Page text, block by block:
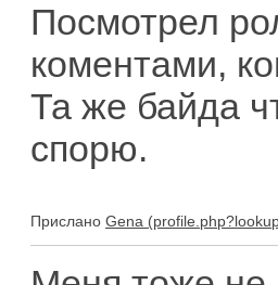
Посмотрел
коментами,
Та же байда
спорю.
Прислано Gena